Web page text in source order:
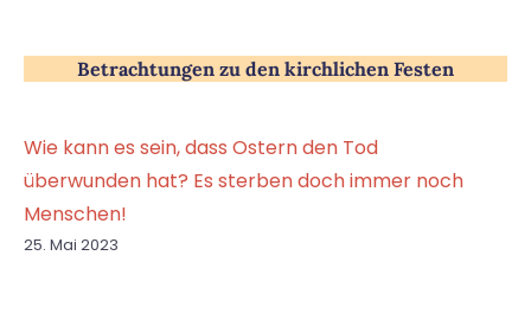
Betrachtungen zu den kirchlichen Festen
Wie kann es sein, dass Ostern den Tod
überwunden hat? Es sterben doch immer noch
Menschen!
25. Mai 2023